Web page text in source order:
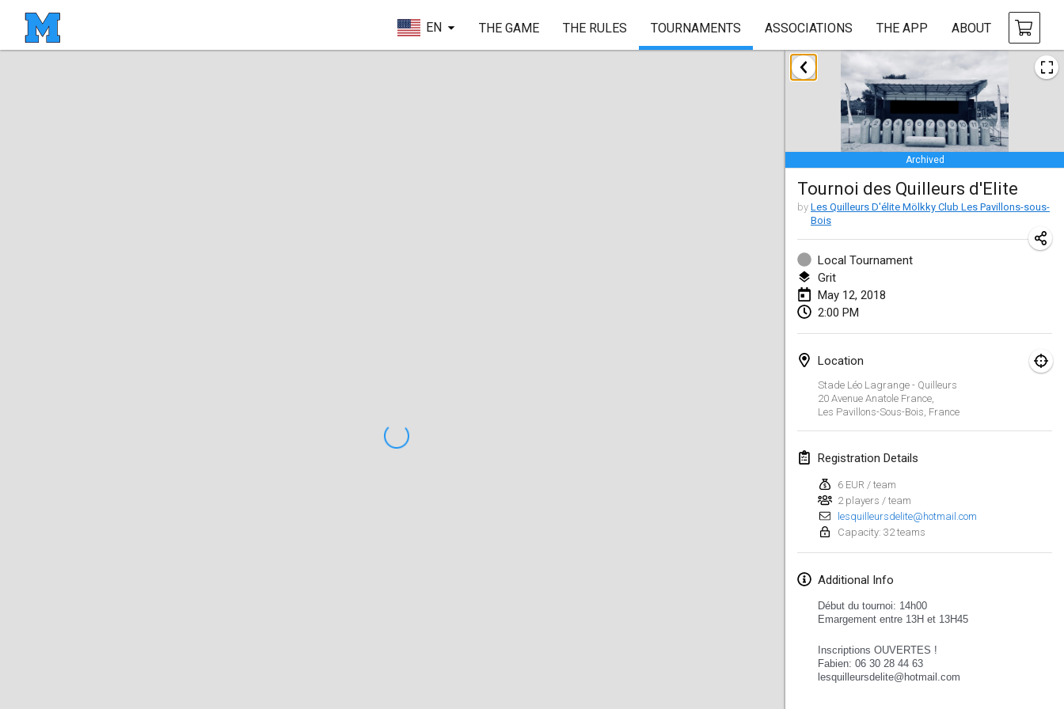
EN THE GAME THE RULES TOURNAMENTS ASSOCIATIONS THE APP ABOUT
Archived
Tournoi des Quilleurs d'Elite
by Les Quilleurs D'élite Mölkky Club Les Pavillons-sous-
Bois
Local Tournament
Grit
May 12, 2018
2:00 PM
Location
Stade Léo Lagrange - Quilleurs
20 Avenue Anatole France,
Les Pavillons-Sous-Bois France
Registration Details
6 EUR / team
2 players / team
lesquilleursdelite@hotmail.com
Capacity: 32 teams
Additional Info
Début du tournoi: 14h00
Emargement entre 13H et 13H45
Inscriptions OUVERTES !
Fabien: 06 30 28 44 63
lesquilleursdelite@hotmail .com
January 2018
Open des rois de Mölkky
Jan 21, 2018|France
Individuel du Garo
Jan 21, 2018|France
Jan 27, 2018|France
Jan 27, 2018
Lumi Mölkky
Feb 3, 2018| Finland
Tournoi de la St Valentin
Feb 10, 2018|France
Faschings-Mölkky
Feb 11, 2018 |Germany
Rakovnické mölkkování
Feb 24, 2018| Finland
Tournoi de l'ASSER
Feb 24, 2018|France